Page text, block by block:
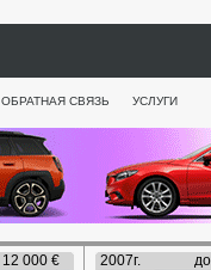
ОБРАТНАЯ СВЯЗЬ УСЛУГИ
12 000 € 2007г.